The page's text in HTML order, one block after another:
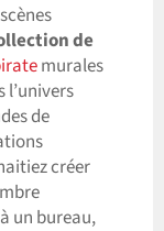
de
murales
l’univers
de
créer
un bureau,